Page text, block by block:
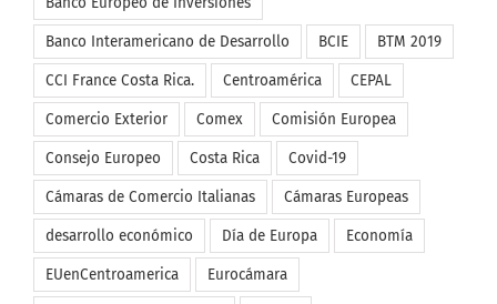
Banco Europeo de Inversiones
Banco Interamericano de Desarrollo BCIE BTM 2019
CCI France Costa Rica. Centroamérica CEPAL
Comercio Exterior Comex Comisión Europea
Consejo Europeo Costa Rica Covid-19
Cámaras de Comercio Italianas Cámaras Europeas
desarrollo económico Día de Europa Economía
EUenCentroamerica Eurocámara